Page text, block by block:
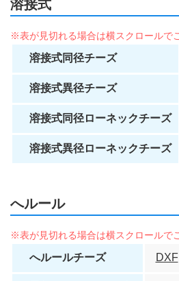
溶接式
溶接式同径チーズ
溶接式異径チーズ
溶接式同径ローネックチーズ
溶接式異径ローネックチーズ
へルール
へルールチーズ DXF